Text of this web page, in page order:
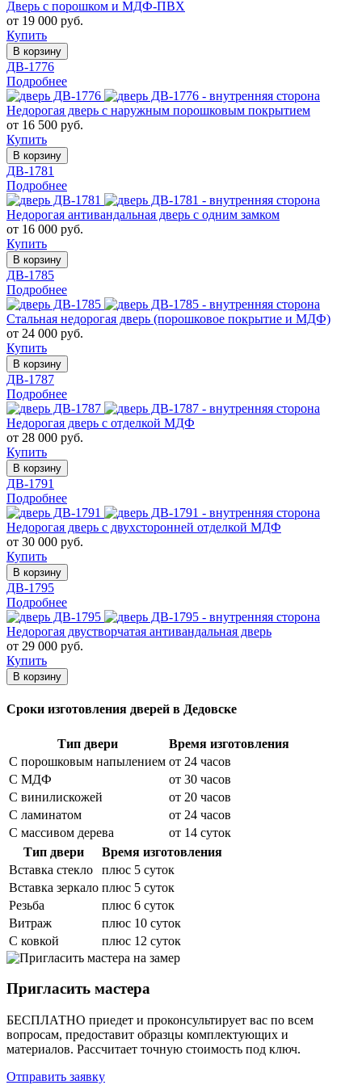
Дверь с порошком и МДФ-ПВХ
от 19 000 руб.
Купить
В корзину
ДВ-1776
Подробнее
Недорогая дверь с наружным порошковым покрытием
от 16 500 руб.
Купить
В корзину
ДВ-1781
Подробнее
Недорогая антивандальная дверь с одним замком
от 16 000 руб.
Купить
В корзину
ДВ-1785
Подробнее
Стальная недорогая дверь (порошковое покрытие и МДФ)
от 24 000 руб.
Купить
В корзину
ДВ-1787
Подробнее
Недорогая дверь с отделкой МДФ
от 28 000 руб.
Купить
В корзину
ДВ-1791
Подробнее
Недорогая дверь с двухсторонней отделкой МДФ
от 30 000 руб.
Купить
В корзину
ДВ-1795
Подробнее
Недорогая двустворчатая антивандальная дверь
от 29 000 руб.
Купить
В корзину
Сроки изготовления дверей в Дедовске
Тип двери
Время изготовления
С порошковым напылением от 24 часов
С МДФ
от 30 часов
С винилискожей
от 20 часов
С ламинатом
от 24 часов
С массивом дерева
от 14 суток
Тип двери
Время изготовления
Вставка стекло
плюс 5 суток
Вставка зеркало плюс 5 суток
Резьба
плюс 6 суток
Витраж
плюс 10 суток
С ковкой
плюс 12 суток
Пригласить мастера
БЕСПЛАТНО приедет и проконсультирует вас по всем
вопросам, предоставит образцы комплектующих и
материалов. Рассчитает точную стоимость под ключ.
Отправить заявку